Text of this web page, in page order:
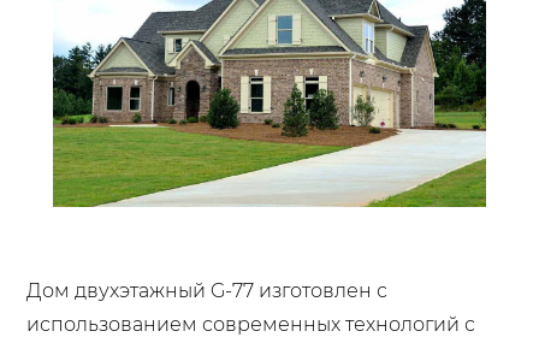
Дом двухэтажный G-77 изготовлен с
использованием современных технологий с